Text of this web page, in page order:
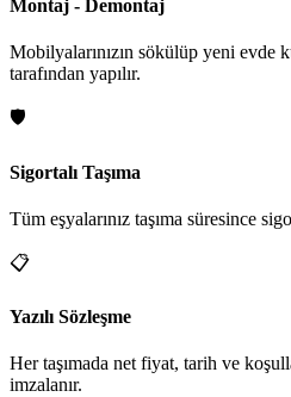
Montaj - Demontaj
Mobilyalarınızın sökülüp yeni evde
tarafından yapılır.
🛡️
Sigortalı Taşıma
Tüm eşyalarınız taşıma süresince
📋
Yazılı Sözleşme
Her taşımada net fiyat, tarih ve
imzalanır.